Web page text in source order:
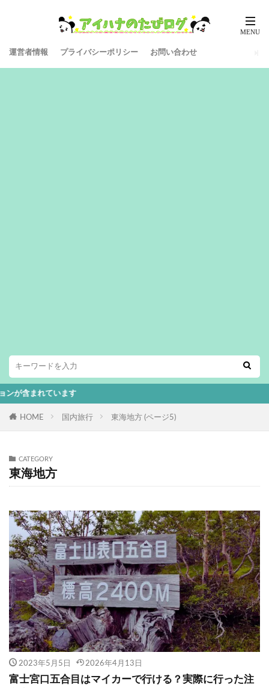
運営者情報 プライバシーポリシー お問い合わせ
います
HOME 国内旅行 東海地方 (ページ5)
CATEGORY
東海地方
2023年5月5日 2026年4月13日
富士宮口五合目はマイカーで行ける？実際に行った注